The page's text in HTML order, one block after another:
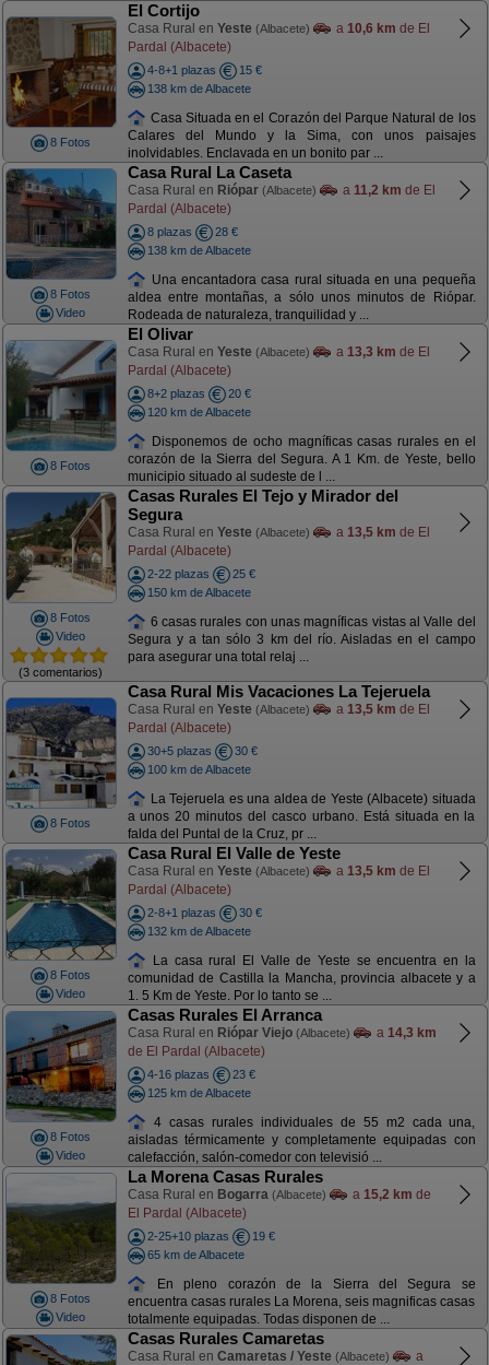
8 Fotos
El Cortijo
Casa Rural en Yeste (Albacete) a 10,6 km de El
Pardal (Albacete)
4-8+1 plazas
15 €
138 km de Albacete
Casa Situada en el Corazón del Parque Natural de los
Calares del Mundo y la Sima, con unos paisajes
inolvidables. Enclavada en un bonito par ...
8 Fotos
Video
Casa Rural La Caseta
Casa Rural en Riópar (Albacete) a 11,2 km de El
Pardal (Albacete)
8 plazas
28 €
138 km de Albacete
Una encantadora casa rural situada en una pequeña
aldea entre montañas, a sólo unos minutos de Riópar.
Rodeada de naturaleza, tranquilidad y ...
8 Fotos
El Olivar
Casa Rural en Yeste (Albacete) a 13,3 km de El
Pardal (Albacete)
8+2 plazas
20 €
120 km de Albacete
Disponemos de ocho magníficas casas rurales en el
corazón de la Sierra del Segura. A 1 Km. de Yeste, bello
municipio situado al sudeste de l ...
8 Fotos
Video
(3 comentarios)
Casas Rurales El Tejo y Mirador del
Segura
Casa Rural en Yeste (Albacete) a 13,5 km de El
Pardal (Albacete)
2-22 plazas
25 €
150 km de Albacete
6 casas rurales con unas magníficas vistas al Valle del
Segura y a tan sólo 3 km del río. Aisladas en el campo
para asegurar una total relaj ...
8 Fotos
Casa Rural Mis Vacaciones La Tejeruela
Casa Rural en Yeste (Albacete) a 13,5 km de El
Pardal (Albacete)
30+5 plazas
30 €
100 km de Albacete
La Tejeruela es una aldea de Yeste (Albacete) situada
a unos 20 minutos del casco urbano. Está situada en la
falda del Puntal de la Cruz, pr ...
8 Fotos
Video
Casa Rural El Valle de Yeste
Casa Rural en Yeste (Albacete) a 13,5 km de El
Pardal (Albacete)
2-8+1 plazas
30 €
132 km de Albacete
La casa rural El Valle de Yeste se encuentra en la
comunidad de Castilla la Mancha, provincia albacete y a
1. 5 Km de Yeste. Por lo tanto se ...
8 Fotos
Video
Casas Rurales El Arranca
Casa Rural en Riópar Viejo (Albacete) a 14,3 km
de El Pardal (Albacete)
4-16 plazas
23 €
125 km de Albacete
4 casas rurales individuales de 55 m2 cada una,
aisladas térmicamente y completamente equipadas con
calefacción, salón-comedor con televisió ...
8 Fotos
Video
La Morena Casas Rurales
Casa Rural en Bogarra (Albacete) a 15,2 km de
El Pardal (Albacete)
2-25+10 plazas
19 €
65 km de Albacete
En pleno corazón de la Sierra del Segura se
encuentra casas rurales La Morena, seis magnificas casas
totalmente equipadas. Todas disponen de ...
Casas Rurales Camaretas
Casa Rural en Camaretas / Yeste (Albacete)
a